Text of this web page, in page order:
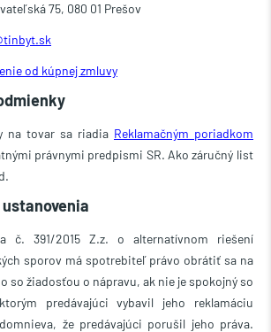
75, 080 01 Prešov
od kúpnej zmluvy
na tovar sa riadia Reklamačným poriadkom
právnymi predpismi SR. Ako záručný list
č. 391/2015 Z.z. o alternatívnom riešení
sporov má spotrebiteľ právo obrátiť sa na
so žiadosťou o nápravu, ak nie je spokojný so
predávajúci vybavil jeho reklamáciu
že predávajúci porušil jeho práva.